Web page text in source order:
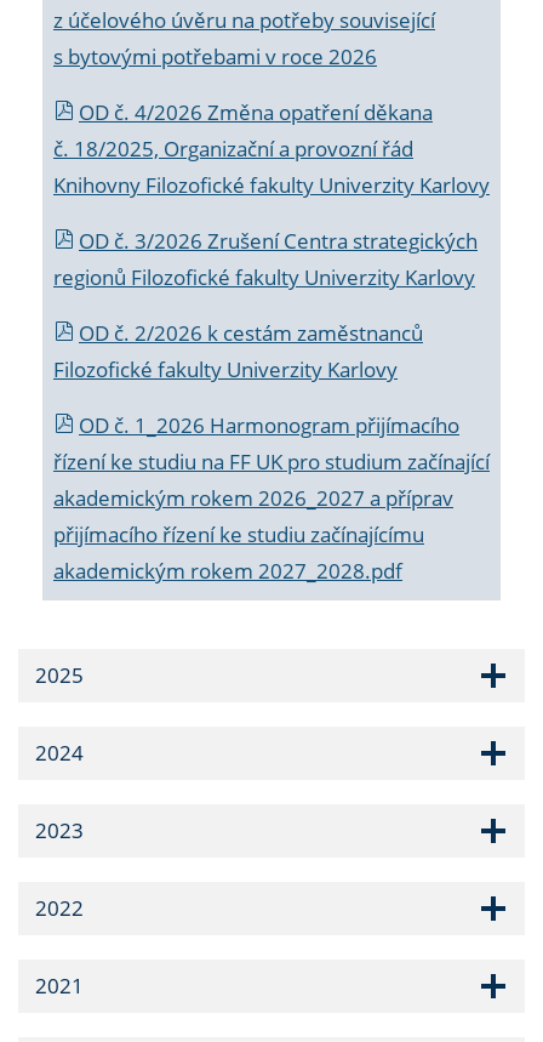
z účelového úvěru na potřeby související
s bytovými potřebami v roce 2026
OD č. 4/2026 Změna opatření děkana
č. 18/2025, Organizační a provozní řád
Knihovny Filozofické fakulty Univerzity Karlovy
OD č. 3/2026 Zrušení Centra strategických
regionů Filozofické fakulty Univerzity Karlovy
OD č. 2/2026 k cestám zaměstnanců
Filozofické fakulty Univerzity Karlovy
OD č. 1_2026 Harmonogram přijímacího
řízení ke studiu na FF UK pro studium začínající
akademickým rokem 2026_2027 a příprav
přijímacího řízení ke studiu začínajícímu
akademickým rokem 2027_2028.pdf
2025
2024
2023
2022
2021